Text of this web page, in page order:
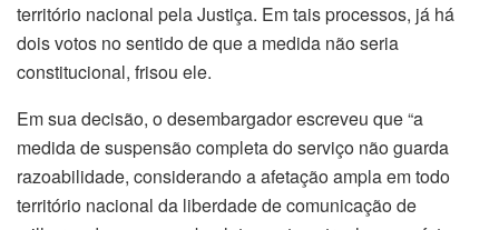
território nacional pela Justiça. Em tais processos, já há
dois votos no sentido de que a medida não seria
constitucional, frisou ele.
Em sua decisão, o desembargador escreveu que “a
medida de suspensão completa do serviço não guarda
razoabilidade, considerando a afetação ampla em todo
território nacional da liberdade de comunicação de